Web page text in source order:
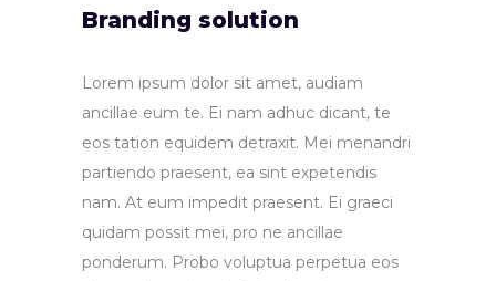
Branding solution
Lorem ipsum dolor sit amet, audiam
ancillae eum te. Ei nam adhuc dicant, te
eos tation equidem detraxit. Mei menandri
partiendo praesent, ea sint expetendis
nam. At eum impedit praesent. Ei graeci
quidam possit mei, pro ne ancillae
ponderum. Probo voluptua perpetua eos